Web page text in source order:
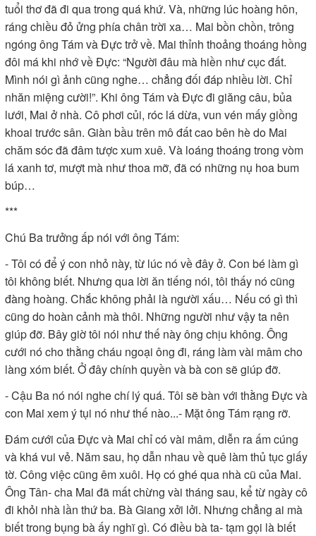
tuổi thơ đã đi qua trong quá khứ. Và, những lúc hoàng hôn,
ráng chiều đỏ ửng phía chân trời xa… Mai bồn chồn, trông
ngóng ông Tám và Đực trở về. Mai thỉnh thoảng thoáng hồng
đôi má khi nhớ về Đực: “Người đâu mà hiền như cục đất.
Mình nói gì ảnh cũng nghe… chẳng đối đáp nhiều lời. Chỉ
nhăn miệng cười!”. Khi ông Tám và Đực đi giăng câu, bủa
lưới, Mai ở nhà. Cô phơi củi, róc lá dừa, vun vén mấy giồng
khoai trước sân. Giàn bầu trên mô đất cao bên hè do Mai
chăm sóc đã đâm tược xum xuê. Và loáng thoáng trong vòm
lá xanh tơ, mượt mà như thoa mỡ, đã có những nụ hoa bum
búp…
***
Chú Ba trưởng ấp nói với ông Tám:
- Tôi có để ý con nhỏ này, từ lúc nó về đây ở. Con bé làm gì
tôi không biết. Nhưng qua lời ăn tiếng nói, tôi thấy nó cũng
đàng hoàng. Chắc không phải là người xấu… Nếu có gì thì
cũng do hoàn cảnh mà thôi. Những người như vậy ta nên
giúp đỡ. Bây giờ tôi nói như thế này ông chịu không. Ông
cưới nó cho thằng cháu ngoại ông đi, ráng làm vài mâm cho
làng xóm biết. Ở đây chính quyền và bà con sẽ giúp đỡ.
- Cậu Ba nó nói nghe chí lý quá. Tôi sẽ bàn với thằng Đực và
con Mai xem ý tụi nó như thế nào...- Mặt ông Tám rạng rỡ.
Đám cưới của Đực và Mai chỉ có vài mâm, diễn ra ấm cúng
và khá vui vẻ. Năm sau, họ dẫn nhau về quê làm thủ tục giấy
tờ. Công việc cũng êm xuôi. Họ có ghé qua nhà cũ của Mai.
Ông Tân- cha Mai đã mất chừng vài tháng sau, kể từ ngày cô
đi khỏi nhà lần thứ ba. Bà Giang xởi lởi. Nhưng chẳng ai mà
biết trong bụng bà ấy nghĩ gì. Có điều bà ta- tạm gọi là biết